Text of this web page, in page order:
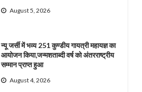
August 5, 2026
न्यू जर्सी में भव्य 251 कुण्डीय गायत्री महायज्ञ का
आयोजन किया,जन्मशताब्दी वर्ष को अंतरराष्ट्रीय
सम्मान प्राप्त हुआ
August 4, 2026